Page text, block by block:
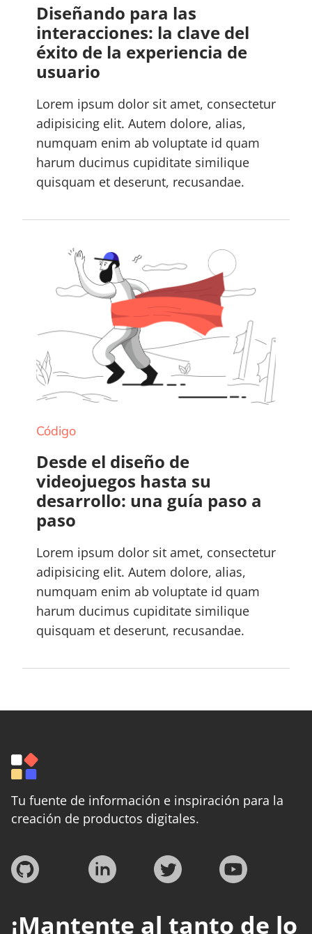
Diseñando para las
interacciones: la clave del
éxito de la experiencia de
usuario
Lorem ipsum dolor sit amet, consectetur
adipisicing elit. Autem dolore, alias,
numquam enim ab voluptate id quam
harum ducimus cupiditate similique
quisquam et deserunt, recusandae.
Código
Desde el diseño de
videojuegos hasta su
desarrollo: una guía paso a
paso
Lorem ipsum dolor sit amet, consectetur
adipisicing elit. Autem dolore, alias,
numquam enim ab voluptate id quam
harum ducimus cupiditate similique
quisquam et deserunt, recusandae.
Tu fuente de información e inspiración para la
creación de productos digitales.
¡Mantente al tanto de lo